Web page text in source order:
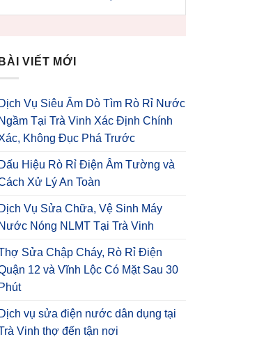
BÀI VIẾT MỚI
Dịch Vụ Siêu Âm Dò Tìm Rò Rỉ Nước
Ngầm Tại Trà Vinh Xác Định Chính
Không Đục Phá Trước
Dấu Hiệu Rò Rỉ Điện Âm Tường và
Xử Lý An Toàn
Dịch Vụ Sửa Chữa, Vệ Sinh Máy
Nước Nóng NLMT Tại Trà Vinh
Sửa Chập Cháy, Rò Rỉ Điện
12 và Vĩnh Lộc Có Mặt Sau 30
Phút
Dịch vụ sửa điện nước dân dụng tại
Vinh thợ đến tận nơi